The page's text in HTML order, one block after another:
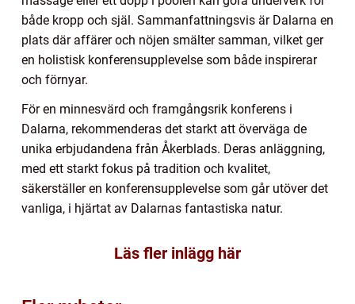
både kropp och själ. Sammanfattningsvis är Dalarna en
plats där affärer och nöjen smälter samman, vilket ger
en holistisk konferensupplevelse som både inspirerar
och förnyar.
För en minnesvärd och framgångsrik konferens i
Dalarna, rekommenderas det starkt att överväga de
unika erbjudandena från Åkerblads. Deras anläggning,
med ett starkt fokus på tradition och kvalitet,
säkerställer en konferensupplevelse som går utöver det
vanliga, i hjärtat av Dalarnas fantastiska natur.
Läs fler inlägg här